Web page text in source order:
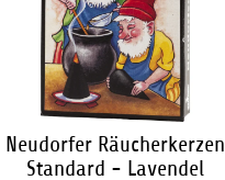
Neudorfer Räucherkerzen
Standard - Lavendel